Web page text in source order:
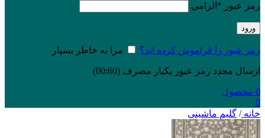
رمز عبور * الزامی
ورود
رمز عبور را فراموش کرده اید؟ مرا به خاطر بسپار
ارسال مجدد رمز عبور یکبار مصرف (00:
60
)
0 محصول
0
خانه/ گلیم ماشینی